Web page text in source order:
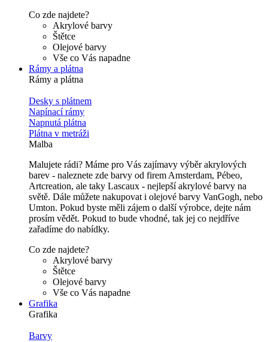
Co zde najdete?
Akrylové barvy
Štětce
Olejové barvy
Vše co Vás napadne
Rámy a plátna
Rámy a plátna
Desky s plátnem
Napínací rámy
Napnutá plátna
Plátna v metráži
Malba
Malujete rádi? Máme pro Vás zajímavy výběr akrylových
barev - naleznete zde barvy od firem Amsterdam, Pébeo,
Artcreation, ale taky Lascaux - nejlepší akrylové barvy na
světě. Dále můžete nakupovat i olejové barvy VanGogh, nebo
Umton. Pokud byste měli zájem o další výrobce, dejte nám
prosím vědět. Pokud to bude vhodné, tak jej co nejdříve
zařadíme do nabídky.
Co zde najdete?
Akrylové barvy
Štětce
Olejové barvy
Vše co Vás napadne
Grafika
Grafika
Barvy